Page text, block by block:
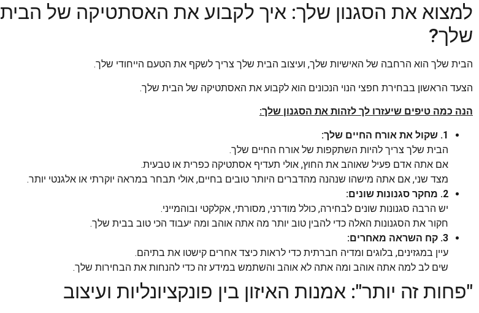
למצוא את הסגנון שלך: איך לקבוע את האסתטיקה של הבית
שלך?
הבית שלך הוא הרחבה של האישיות שלך, ועיצוב הבית שלך צריך לשקף את הטעם הייחודי שלך.
הצעד הראשון בבחירת חפצי הנוי הנכונים הוא לקבוע את האסתטיקה של הבית שלך.
הנה כמה טיפים שיעזרו לך לזהות את הסגנון שלך:
1. שקול את אורח החיים שלך:
הבית שלך צריך להיות השתקפות של אורח החיים שלך.
אם אתה אדם פעיל שאוהב את החוץ, אולי תעדיף אסתטיקה כפרית או טבעית.
מצד שני, אם אתה מישהו שנהנה מהדברים היותר טובים בחיים, אולי תבחר במראה יוקרתי או אלגנטי יותר.
2. מחקר סגנונות שונים:
יש הרבה סגנונות שונים לבחירה, כולל מודרני, מסורתי, אקלקטי ובוהמייני.
חקור את הסגנונות האלה כדי להבין טוב יותר מה אתה אוהב ומה יעבוד הכי טוב בבית שלך.
3. קח השראה מאחרים:
עיין במגזינים, בלוגים ומדיה חברתית כדי לראות כיצד אחרים קישטו את בתיהם.
שים לב למה אתה אוהב ומה אתה לא אוהב והשתמש במידע זה כדי להנחות את הבחירות שלך.
"פחות זה יותר": אמנות האיזון בין פונקציונליות ועיצוב